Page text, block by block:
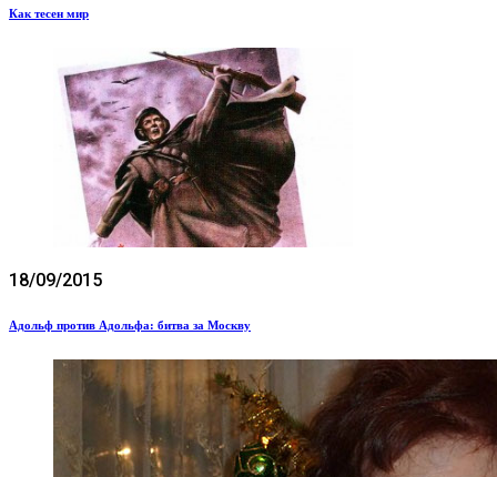
Как тесен мир
18/09/2015
Адольф против Адольфа: битва за Москву